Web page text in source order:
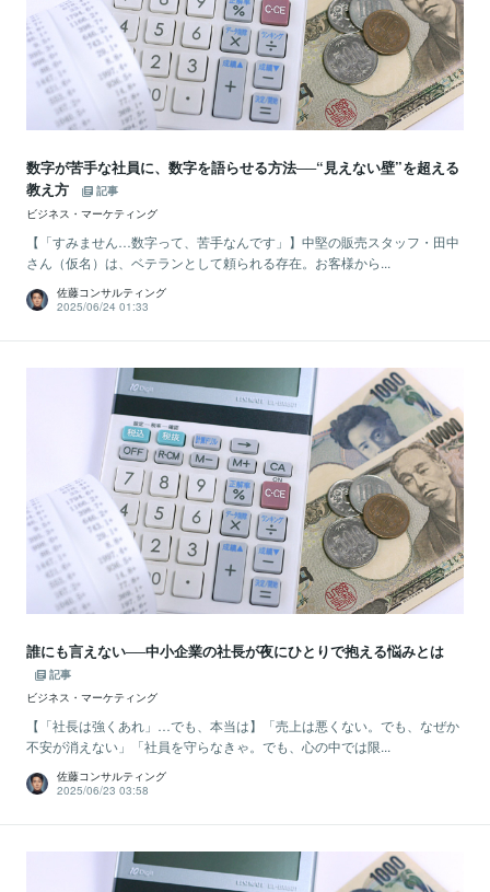
数字が苦手な社員に、数字を語らせる方法──“見えない壁”を超える
教え方
記事
ビジネス・マーケティング
【「すみません…数字って、苦手なんです」】中堅の販売スタッフ・田中
さん（仮名）は、ベテランとして頼られる存在。お客様から...
佐藤コンサルティング
2025/06/24 01:33
誰にも言えない──中小企業の社長が夜にひとりで抱える悩みとは
記事
ビジネス・マーケティング
【「社長は強くあれ」…でも、本当は】「売上は悪くない。でも、なぜか
不安が消えない」「社員を守らなきゃ。でも、心の中では限...
佐藤コンサルティング
2025/06/23 03:58